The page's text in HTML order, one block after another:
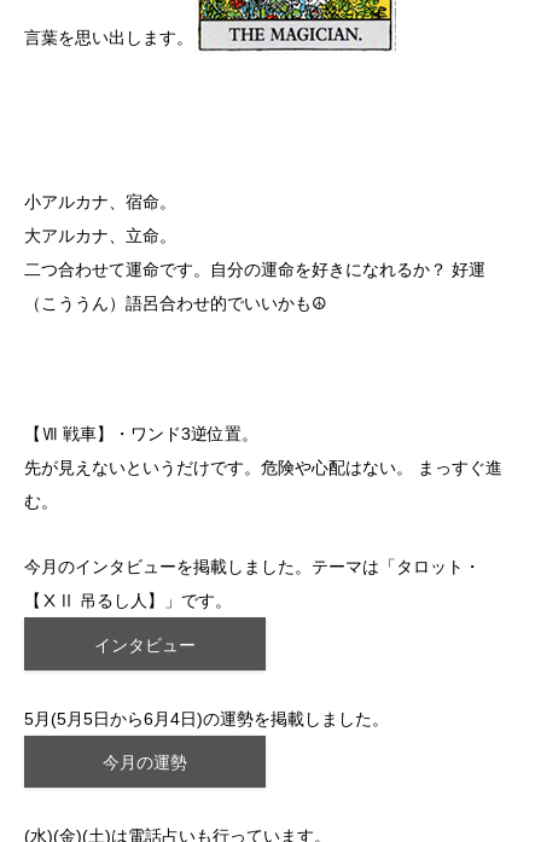
言葉を思い出します。
小アルカナ、宿命。
大アルカナ、立命。
二つ合わせて運命です。自分の運命を好きになれるか？ 好運
（こううん）語呂合わせ的でいいかも☮
【Ⅶ 戦車】・ワンド3逆位置。
先が見えないというだけです。危険や心配はない。 まっすぐ進
む。
今月のインタビューを掲載しました。テーマは「タロット・
【ⅩⅡ 吊るし人】」です。
インタビュー
5月(5月5日から6月4日)の運勢を掲載しました。
今月の運勢
(水)(金)(土)は電話占いも行っています。